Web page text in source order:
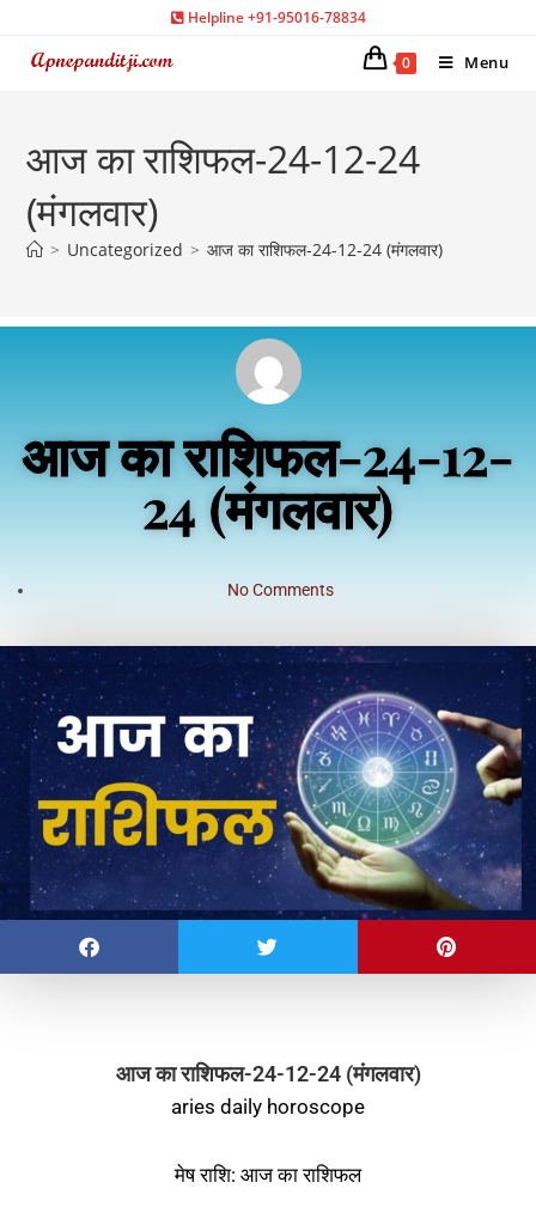
Helpline +91-95016-78834
0 Menu
आज का राशिफल-24-12-24
(मंगलवार)
> Uncategorized > आज का राशिफल-24-12-24 (मंगलवार)
आज का राशिफल-24-12-
24 (मंगलवार)
No Comments
आज का राशिफल-24-12-24 (मंगलवार)
aries daily horoscope
मेष राशि: आज का राशिफल